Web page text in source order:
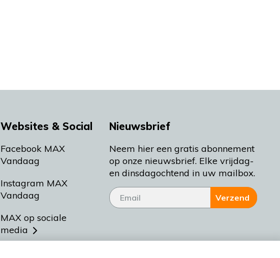
Websites & Social
Facebook MAX
Vandaag
Instagram MAX
Vandaag
MAX op sociale
media
Nieuwsbrief
Neem hier een gratis abonnement
op onze nieuwsbrief. Elke vrijdag-
en dinsdagochtend in uw mailbox.
Verzend